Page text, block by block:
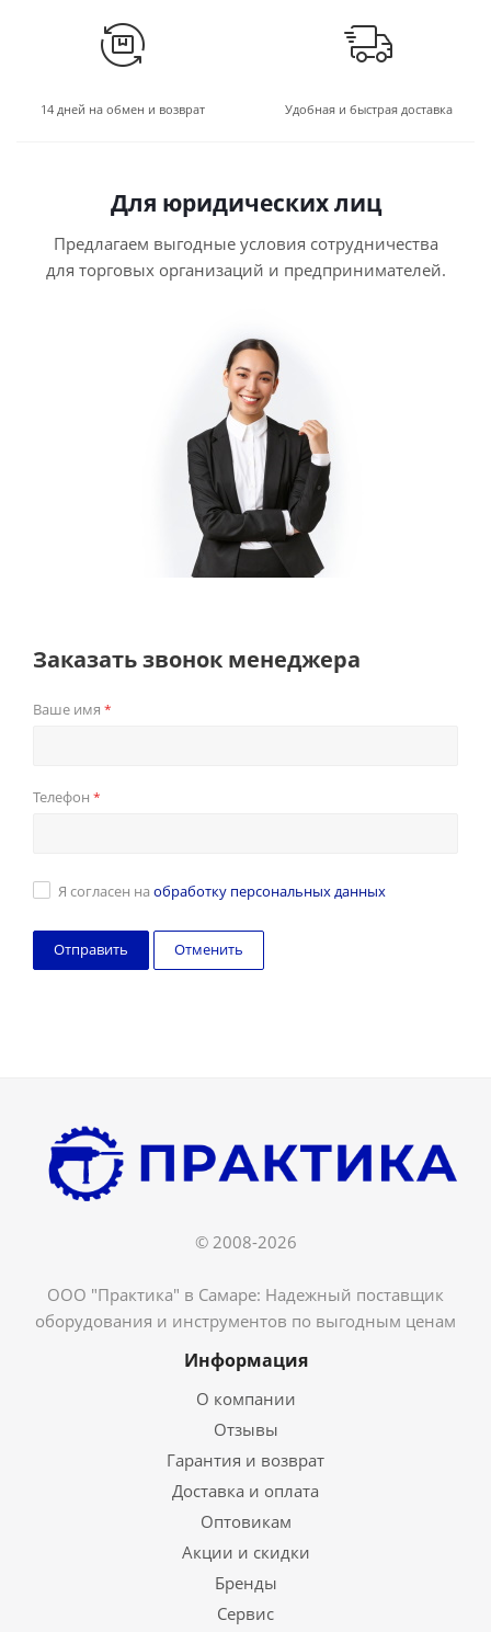
14 дней на обмен и возврат Удобная и быстрая доставка
Для юридических лиц
Предлагаем выгодные условия сотрудничества
для торговых организаций и предпринимателей.
Заказать звонок менеджера
Ваше имя *
Телефон *
Я согласен на обработку персональных данных
Отменить
© 2008-2026
ООО "Практика" в Самаре: Надежный поставщик
оборудования и инструментов по выгодным ценам
Информация
О компании
Отзывы
Гарантия и возврат
Доставка и оплата
Оптовикам
Акции и скидки
Бренды
Сервис